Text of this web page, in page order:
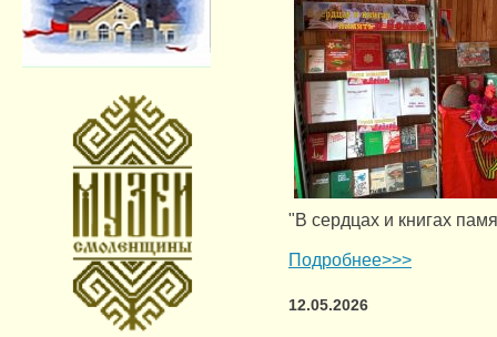
"В сердцах и книгах
Подробнее>>>
12.05.2026